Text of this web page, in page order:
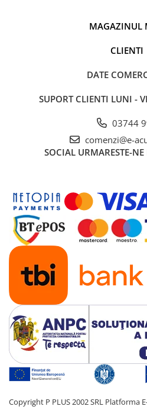
MAGAZINUL
CLIENTI
DATE
SUPORT CLIENTI LUNI -
03744
comenzi@e-
SOCIAL URMARESTE-
Copyright P PLUS 2002 SRL Platforma